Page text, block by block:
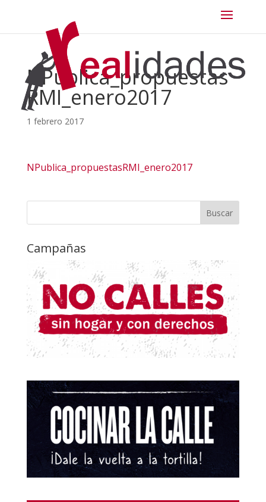
NPublica_propuestas
RMI_enero2017
1 febrero 2017
NPublica_propuestasRMI_enero2017
Campañas